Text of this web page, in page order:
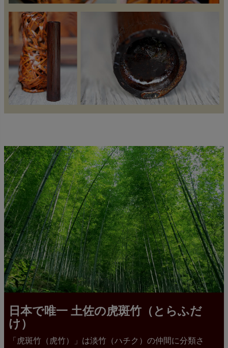
日本で唯一 土佐の虎斑竹（とらふだ
け）
「虎斑竹（虎竹）」は淡竹（ハチク）の仲間に分類さ